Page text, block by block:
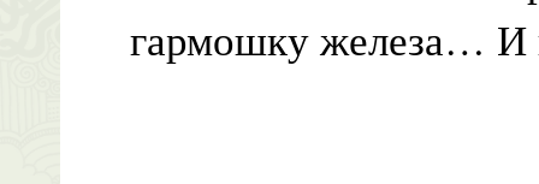
гармошку железа… И